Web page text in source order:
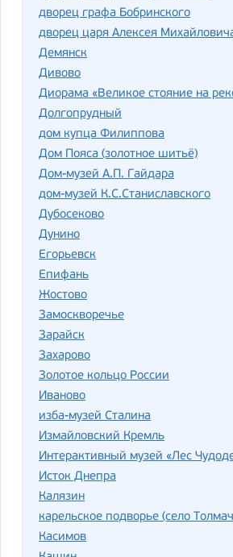
дворец графа Бобринского
дворец царя Алексея
Демянск
Дивово
Диорама «Великое стояние на
Долгопрудный
дом купца Филиппова
Дом Пояса (золотное шитьё)
Дом-музей А.П. Гайдара
дом-музей К.С.Станиславского
Дубосеково
Дунино
Егорьевск
Епифань
Жостово
Замоскворечье
Зарайск
Захарово
Золотое кольцо России
Иваново
изба-музей Сталина
Измайловский Кремль
Интерактивный музей «Лес
Исток Днепра
Калязин
карельское подворье (село
Касимов